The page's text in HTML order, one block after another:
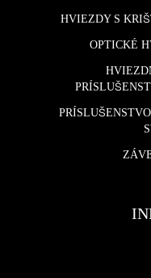
HVIEZDY S
OPTICKÉ